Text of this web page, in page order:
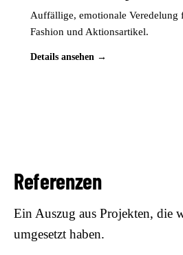
Auffällige, emotionale Veredelung
Fashion und Aktionsartikel.
Details ansehen →
Referenzen
Ein Auszug aus Projekten, die
umgesetzt haben.